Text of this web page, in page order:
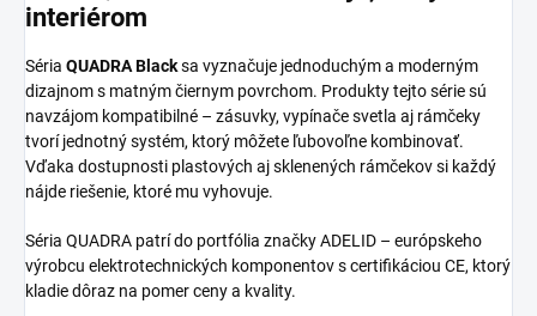
interiérom
Séria QUADRA Blacksa vyznačuje jednoduchým a moderným
dizajnom s matným čiernym povrchom. Produkty tejto série sú
navzájom kompatibilné – zásuvky, vypínače svetla aj rámčeky
tvorí jednotný systém, ktorý môžete ľubovoľne kombinovať.
Vďaka dostupnosti plastových aj sklenených rámčekov si každý
nájde riešenie, ktoré mu vyhovuje.
Séria QUADRA patrí do portfólia značky ADELID – európskeho
výrobcu elektrotechnických komponentov s certifikáciou CE, ktorý
kladie dôraz na pomer ceny a kvality.